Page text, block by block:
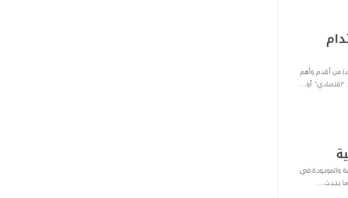
من أقدم وأهم
“اقتصادي” أو…
والموجودة في
يحدث…